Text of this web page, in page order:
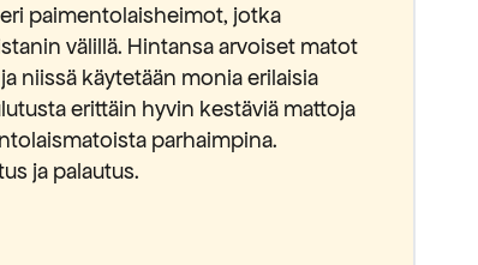
paimentolaisheimot, jotka
välillä. Hintansa arvoiset matot
niissä käytetään monia erilaisia
erittäin hyvin kestäviä mattoja
parhaimpina.
ja palautus.